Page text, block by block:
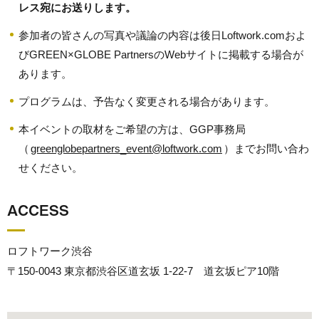
レス宛にお送りします。
参加者の皆さんの写真や議論の内容は後日Loftwork.comおよ
びGREEN×GLOBE PartnersのWebサイトに掲載する場合が
あります。
プログラムは、予告なく変更される場合があります。
本イベントの取材をご希望の方は、GGP事務局
（ greenglobepartners_event@loftwork.com ）までお問い合わ
せください。
ACCESS
ロフトワーク渋谷
〒150-0043 東京都渋谷区道玄坂 1-22-7 道玄坂ピア10階